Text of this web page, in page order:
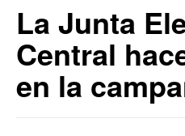
La Junta
Central
en la